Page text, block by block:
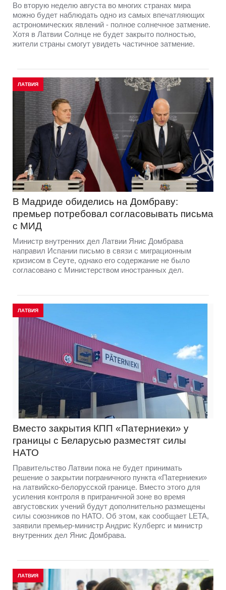
Во вторую неделю августа во многих странах мира
можно будет наблюдать одно из самых впечатляющих
астрономических явлений - полное солнечное затмение.
Хотя в Латвии Солнце не будет закрыто полностью,
жители страны смогут увидеть частичное затмение.
ЛАТВИЯ
В Мадриде обиделись на Домбраву:
премьер потребовал согласовывать письма
с МИД
Министр внутренних дел Латвии Янис Домбрава
направил Испании письмо в связи с миграционным
кризисом в Сеуте, однако его содержание не было
согласовано с Министерством иностранных дел.
ЛАТВИЯ
Вместо закрытия КПП «Патерниеки» у
границы с Беларусью разместят силы
НАТО
Правительство Латвии пока не будет принимать
решение о закрытии пограничного пункта «Патерниеки»
на латвийско-белорусской границе. Вместо этого для
усиления контроля в приграничной зоне во время
августовских учений будут дополнительно размещены
силы союзников по НАТО. Об этом, как сообщает LETA,
заявили премьер-министр Андрис Кулбергс и министр
внутренних дел Янис Домбрава.
ЛАТВИЯ